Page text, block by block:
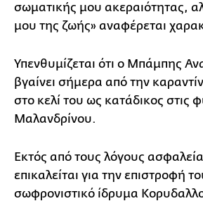
σωματικής μου ακεραιότητας,
μου της ζωής» αναφέρεται
Υπενθυμίζεται ότι ο Μπάμπης
βγαίνει σήμερα από την
στο κελί του ως κατάδικος στις
Μαλανδρίνου.
Εκτός από τους λόγους
επικαλείται για την επιστροφή
σωφρονιστικό ίδρυμα